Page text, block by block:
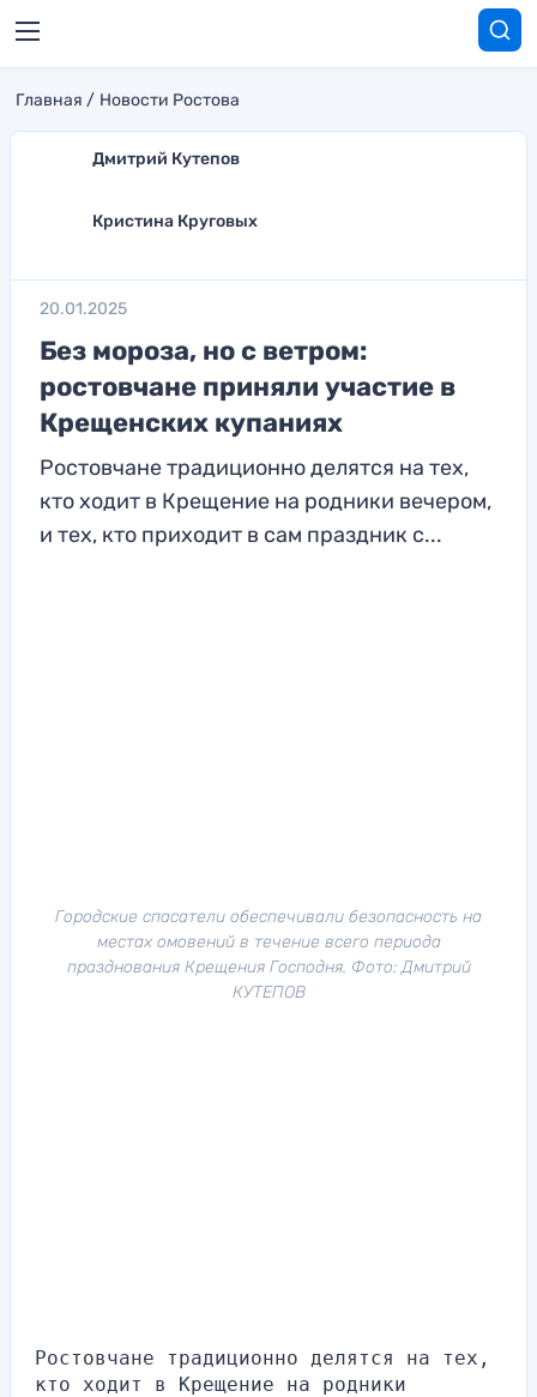
Главная Новости Ростова
Дмитрий Кутепов
Кристина Круговых
20.01.2025
Без мороза, но с ветром:
ростовчане приняли участие в
Крещенских купаниях
Ростовчане традиционно делятся на тех,
кто ходит в Крещение на родники вечером,
и тех, кто приходит в сам праздник с...
Городские спасатели обеспечивали безопасность на
местах омовений в течение всего периода
празднования Крещения Господня. Фото: Дмитрий
КУТЕПОВ
Ростовчане традиционно делятся на тех,
кто ходит в Крещение на родники